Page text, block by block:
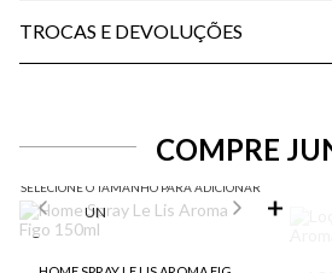
TROCAS E DEVOLUÇÕES
COMPRE
SELECIONE O TAMANHO PARA ADICIONAR
UN